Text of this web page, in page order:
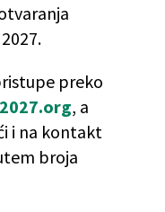
preko
, a
i na kontakt
broja